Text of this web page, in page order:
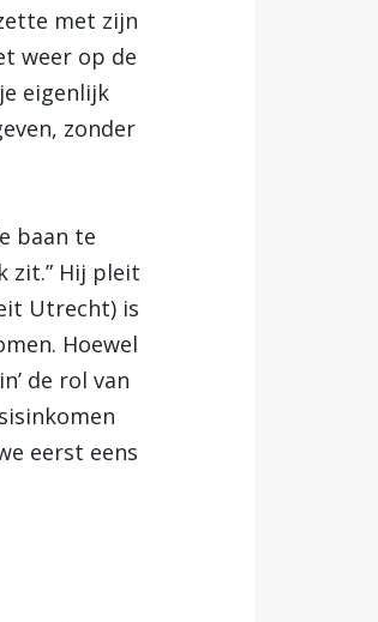
met zijn
weer op de
eigenlijk
zonder
baan te
zit.” Hij pleit
Utrecht) is
Hoewel
de rol van
eerst eens